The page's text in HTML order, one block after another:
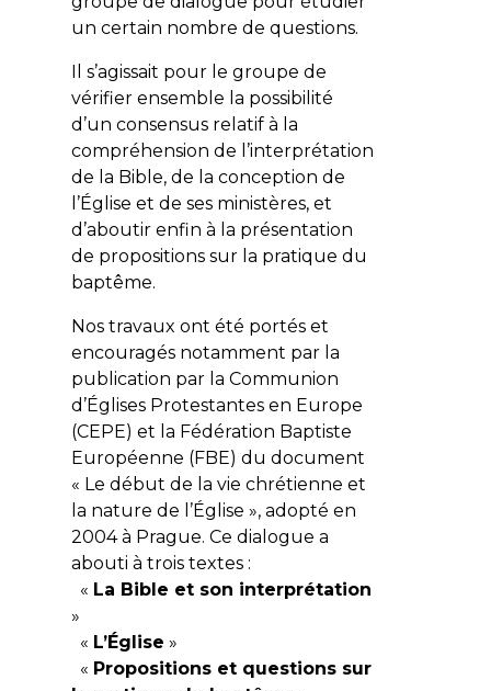
un certain nombre de questions.
Il s’agissait pour le groupe de
vérifier ensemble la possibilité
d’un consensus relatif à la
compréhension de l’interprétation
de la Bible, de la conception de
l’Église et de ses ministères, et
d’aboutir enfin à la présentation
de propositions sur la pratique du
baptême.
Nos travaux ont été portés et
encouragés notamment par la
publication par la Communion
d’Églises Protestantes en Europe
(CEPE) et la Fédération Baptiste
Européenne (FBE) du document
« Le début de la vie chrétienne et
la nature de l’Église », adopté en
2004 à Prague. Ce dialogue a
abouti à trois textes :
« La Bible et son interprétation
»
« L’Église »
« Propositions et questions sur